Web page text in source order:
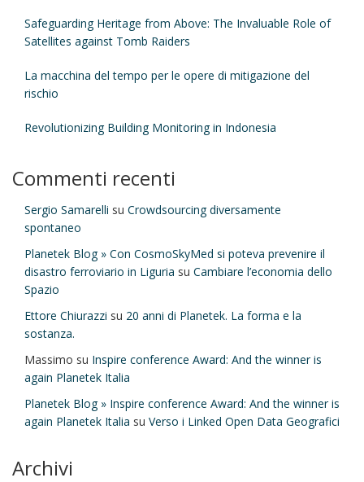
Safeguarding Heritage from Above: The Invaluable Role of
Satellites against Tomb Raiders
La macchina del tempo per le opere di mitigazione del
rischio
Revolutionizing Building Monitoring in Indonesia
Commenti recenti
Sergio Samarelli su Crowdsourcing diversamente
spontaneo
Planetek Blog » Con CosmoSkyMed si poteva prevenire il
disastro ferroviario in Liguria su Cambiare l’economia dello
Spazio
Ettore Chiurazzi su 20 anni di Planetek. La forma e la
sostanza.
Massimo su Inspire conference Award: And the winner is
again Planetek Italia
Planetek Blog » Inspire conference Award: And the winner is
again Planetek Italia su Verso i Linked Open Data Geografici
Archivi